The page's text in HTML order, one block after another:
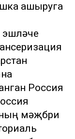
ашыруга
Россия
мәҗбүри